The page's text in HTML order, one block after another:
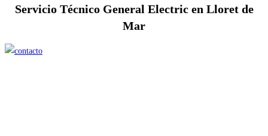
entrada:
la
Servicio Técnico General Electric en Lloret de
Mar